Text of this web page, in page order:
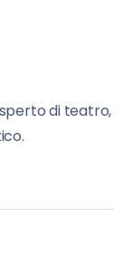
di teatro,